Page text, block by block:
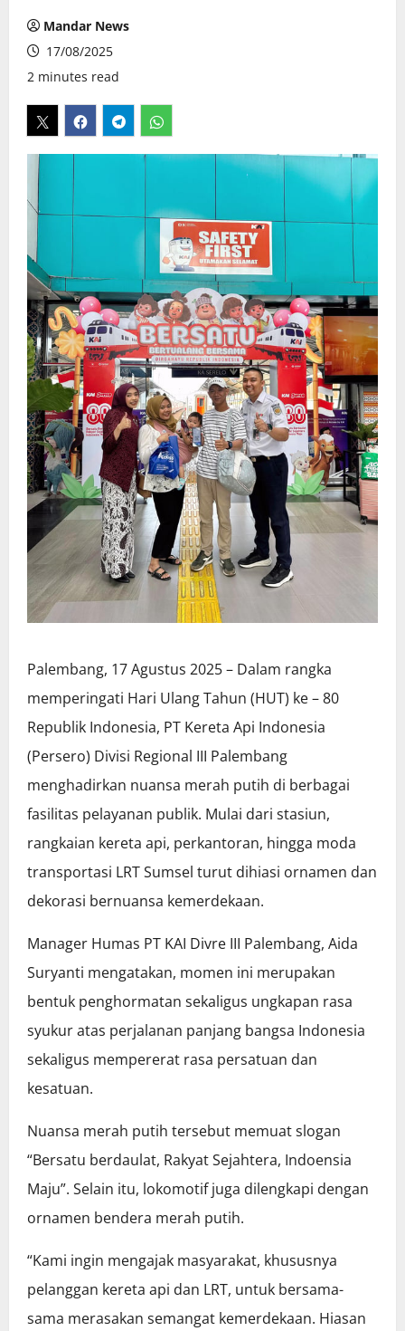
Mandar News
17/08/2025
2 minutes read
Palembang, 17 Agustus 2025 – Dalam rangka
memperingati Hari Ulang Tahun (HUT) ke – 80
Republik Indonesia, PT Kereta Api Indonesia
(Persero) Divisi Regional III Palembang
menghadirkan nuansa merah putih di berbagai
fasilitas pelayanan publik. Mulai dari stasiun,
rangkaian kereta api, perkantoran, hingga moda
transportasi LRT Sumsel turut dihiasi ornamen dan
dekorasi bernuansa kemerdekaan.
Manager Humas PT KAI Divre III Palembang, Aida
Suryanti mengatakan, momen ini merupakan
bentuk penghormatan sekaligus ungkapan rasa
syukur atas perjalanan panjang bangsa Indonesia
sekaligus mempererat rasa persatuan dan
kesatuan.
Nuansa merah putih tersebut memuat slogan
“Bersatu berdaulat, Rakyat Sejahtera, Indoensia
Maju”. Selain itu, lokomotif juga dilengkapi dengan
ornamen bendera merah putih.
“Kami ingin mengajak masyarakat, khususnya
pelanggan kereta api dan LRT, untuk bersama-
sama merasakan semangat kemerdekaan. Hiasan